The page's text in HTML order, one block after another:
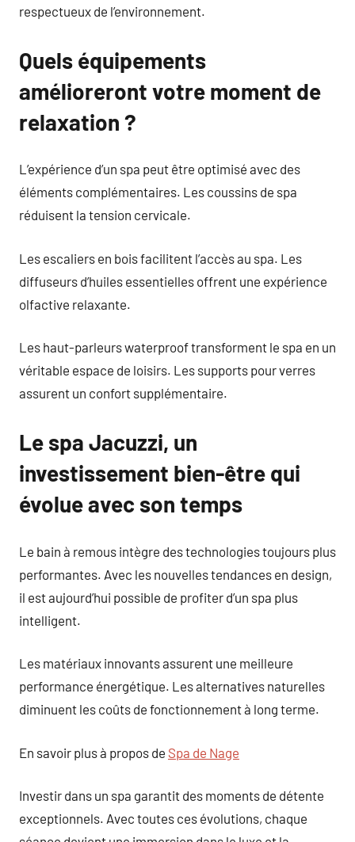
respectueux de l’environnement.
Quels équipements
amélioreront votre moment de
relaxation ?
L’expérience d’un spa peut être optimisé avec des
éléments complémentaires. Les coussins de spa
réduisent la tension cervicale.
Les escaliers en bois facilitent l’accès au spa. Les
diffuseurs d’huiles essentielles offrent une expérience
olfactive relaxante.
Les haut-parleurs waterproof transforment le spa en un
véritable espace de loisirs. Les supports pour verres
assurent un confort supplémentaire.
Le spa Jacuzzi, un
investissement bien-être qui
évolue avec son temps
Le bain à remous intègre des technologies toujours plus
performantes. Avec les nouvelles tendances en design,
il est aujourd’hui possible de profiter d’un spa plus
intelligent.
Les matériaux innovants assurent une meilleure
performance énergétique. Les alternatives naturelles
diminuent les coûts de fonctionnement à long terme.
En savoir plus à propos de Spa de Nage
Investir dans un spa garantit des moments de détente
exceptionnels. Avec toutes ces évolutions, chaque